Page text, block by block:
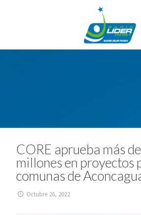
CORE aprueba más
millones en proyectos
comunas de
Octubre 26, 2022